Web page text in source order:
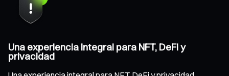
Una experiencia integral para NFT, DeFi y
privacidad